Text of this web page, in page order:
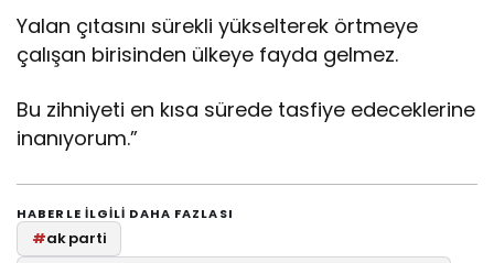
Yalan çıtasını sürekli yükselterek örtmeye
çalışan birisinden ülkeye fayda gelmez.
Bu zihniyeti en kısa sürede tasfiye edeceklerine
inanıyorum.”
HABERLE ILGILI DAHA FAZLASI
#ak parti